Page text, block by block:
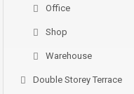
Office
Shop
Warehouse
Double Storey Terrace